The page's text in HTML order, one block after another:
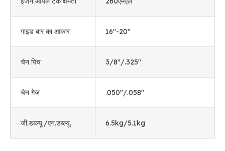
गाइड बार का आकार 16"-20"
चेन पिच 3/8"/.325"
चेन गेज .050"/.058"
जी.डब्ल्यू./एन.डब्ल्यू. 6.5kg/5.1kg